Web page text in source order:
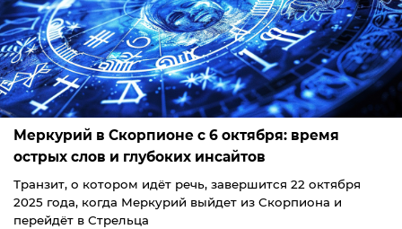
Меркурий в Скорпионе с 6 октября: время
острых слов и глубоких инсайтов
Транзит, о котором идёт речь, завершится 22 октября
2025 года, когда Меркурий выйдет из Скорпиона и
перейдёт в Стрельца